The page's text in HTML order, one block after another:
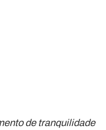
de tranquilidade